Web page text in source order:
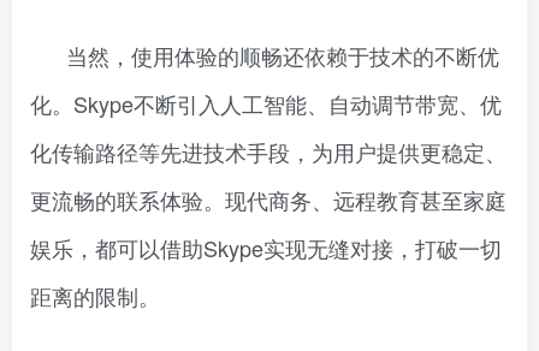
当然，使用体验的顺畅还依赖于技术的不断优
化。Skype不断引入人工智能、自动调节带宽、优
化传输路径等先进技术手段，为用户提供更稳定、
更流畅的联系体验。现代商务、远程教育甚至家庭
娱乐，都可以借助Skype实现无缝对接，打破一切
距离的限制。